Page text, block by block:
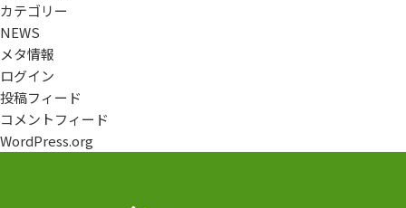
カテゴリー
NEWS
メタ情報
ログイン
投稿フィード
コメントフィード
WordPress.org